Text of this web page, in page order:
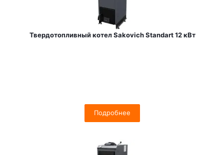
Твердотопливный котел Sakovich Standart 12 кВт
Подробнее